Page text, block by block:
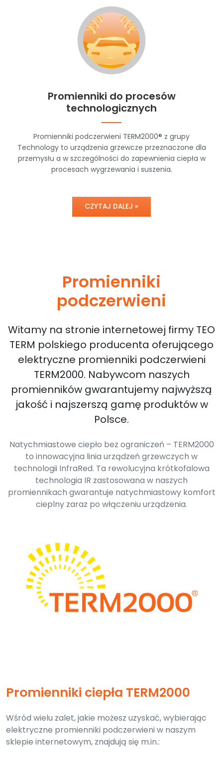
Promienniki do procesów
technologicznych
Promienniki podczerwieni TERM2000® z grupy
Technology to urządzenia grzewcze przeznaczone dla
przemysłu a w szczególności do zapewnienia ciepła w
procesach wygrzewania i suszenia.
CZYTAJ DALEJ »
Promienniki
podczerwieni
Witamy na stronie internetowej firmy TEO
TERM polskiego producenta oferującego
elektryczne promienniki podczerwieni
TERM2000. Nabywcom naszych
promienników gwarantujemy najwyższą
jakość i najszerszą gamę produktów w
Polsce.
Natychmiastowe ciepło bez ograniczeń – TERM2000
to innowacyjna linia urządzeń grzewczych w
technologii InfraRed. Ta rewolucyjna krótkofalowa
technologia IR zastosowana w naszych
promiennikach gwarantuje natychmiastowy komfort
cieplny zaraz po włączeniu urządzenia.
Promienniki ciepła TERM2000
Wśród wielu zalet, jakie możesz uzyskać, wybierając
elektryczne promienniki podczerwieni w naszym
sklepie internetowym, znajdują się m.in.: